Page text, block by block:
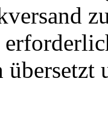
übersetzt